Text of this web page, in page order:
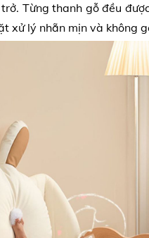
Từng thanh gỗ đều
xử lý nhẵn mịn và không